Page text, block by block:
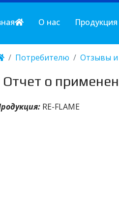
О нас Продукция
Потребителю Отзывы и
Отчет о
RE-FLAME